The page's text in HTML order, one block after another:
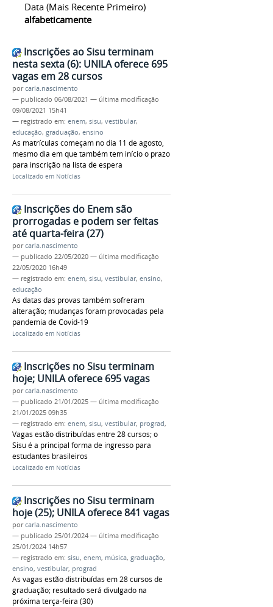
Data (mais Recente Primeiro)
alfabeticamente
Inscrições ao Sisu terminam
nesta sexta (6): UNILA oferece 695
vagas em 28 cursos
porcarla.nascimento
— publicado 06/08/2021 — última modificação
09/08/2021 15h41
— registrado em: enem, sisu, vestibular,
educação, graduação, ensino
As matrículas começam no dia 11 de agosto,
mesmo dia em que também tem início o prazo
para inscrição na lista de espera
Localizado em Notícias
Inscrições do Enem são
prorrogadas e podem ser feitas
até quarta-feira (27)
porcarla.nascimento
— publicado 22/05/2020 — última modificação
22/05/2020 16h49
— registrado em: enem, sisu, vestibular, ensino,
educação
As datas das provas também sofreram
alteração; mudanças foram provocadas pela
pandemia de Covid-19
Localizado em Notícias
Inscrições no Sisu terminam
hoje; UNILA oferece 695 vagas
porcarla.nascimento
— publicado 21/01/2025 — última modificação
21/01/2025 09h35
— registrado em: enem, sisu, vestibular, prograd,
Vagas estão distribuídas entre 28 cursos; o
Sisu é a principal forma de ingresso para
estudantes brasileiros
Localizado em Notícias
Inscrições no Sisu terminam
hoje (25); UNILA oferece 841 vagas
porcarla.nascimento
— publicado 25/01/2024 — última modificação
25/01/2024 14h57
— registrado em: sisu, enem, música, graduação,
ensino, vestibular, prograd
As vagas estão distribuídas em 28 cursos de
graduação; resultado será divulgado na
próxima terça-feira (30)